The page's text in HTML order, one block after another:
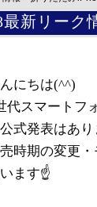
最新リーク
にちは(^^)
代スマートフ
式発表はあ
時期の変更・
ます☝️